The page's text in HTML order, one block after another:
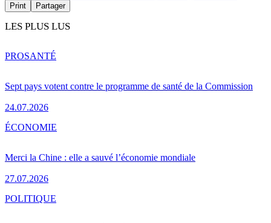
Print Partager
LES PLUS LUS
Sept pays votent contre le programme de santé de la Commission
24.07.2026
PROSANTÉ
Merci la Chine : elle a sauvé l’économie mondiale
27.07.2026
ÉCONOMIE
POLITIQUE